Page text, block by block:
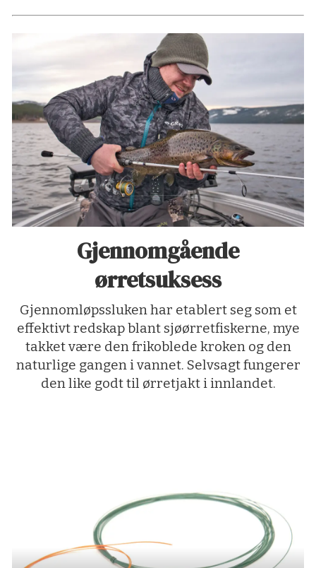
Gjennomgående
ørretsuksess
Gjennomløpssluken har etablert seg som et
effektivt redskap blant sjøørretfiskerne, mye
takket være den frikoblede kroken og den
naturlige gangen i vannet. Selvsagt fungerer
den like godt til ørretjakt i innlandet.